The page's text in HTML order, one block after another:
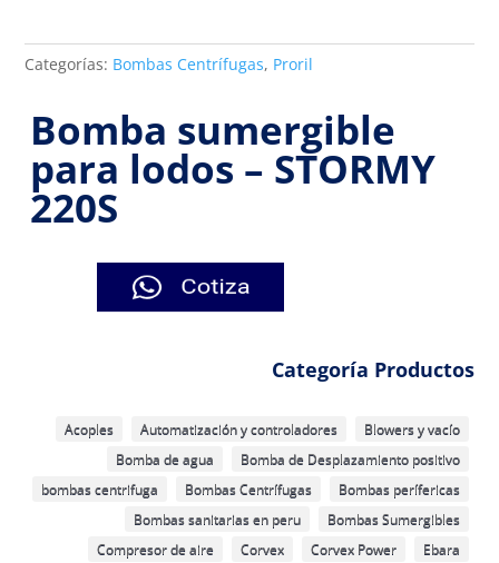
Categorías: Bombas Centrífugas, Proril
Bomba sumergible
para lodos – STORMY
220S
Categoría Productos
Acoples Automatización y controladores
Blowers y vacío
Bomba de agua
Bomba de Desplazamiento positivo
bombas centrifuga
Bombas Centrífugas
Bombas perífericas
Bombas sanitarias en peru
Bombas Sumergibles
Compresor de aire
Corvex Corvex Power
Ebara